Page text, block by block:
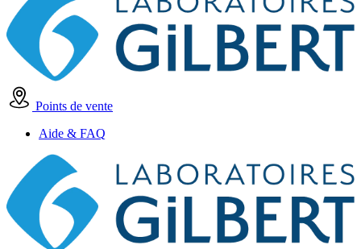
Points de vente
Aide & FAQ